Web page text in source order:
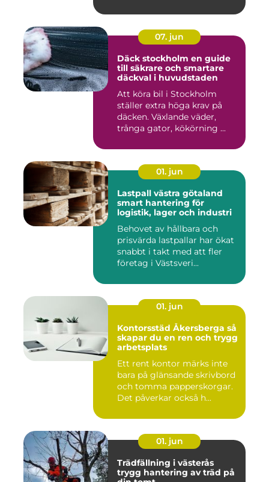
07. jun
Däck stockholm en guide
till säkrare och smartare
däckval i huvudstaden
Att köra bil i Stockholm
ställer extra höga krav på
däcken. Växlande väder,
trånga gator, kökörning ...
01. jun
Lastpall västra götaland
smart hantering för
logistik, lager och industri
Behovet av hållbara och
prisvärda lastpallar har ökat
snabbt i takt med att fler
företag i Västsveri...
01. jun
Kontorsstäd Åkersberga så
skapar du en ren och trygg
arbetsplats
Ett rent kontor märks inte
bara på glänsande skrivbord
och tomma papperskorgar.
Det påverkar också h...
01. jun
Trädfällning i västerås
trygg hantering av träd på